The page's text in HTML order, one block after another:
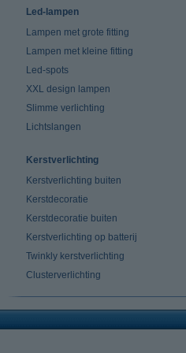
Led-lampen
Lampen met grote fitting
Lampen met kleine fitting
Led-spots
XXL design lampen
Slimme verlichting
Lichtslangen
Kerstverlichting
Kerstverlichting buiten
Kerstdecoratie
Kerstdecoratie buiten
Kerstverlichting op batterij
Twinkly kerstverlichting
Clusterverlichting